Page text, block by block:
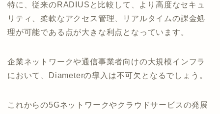
特に、従来のRADIUSと比較して、より高度なセキュ
リティ、柔軟なアクセス管理、リアルタイムの課金処
理が可能である点が大きな利点となっています。
企業ネットワークや通信事業者向けの大規模インフラ
において、Diameterの導入は不可欠となるでしょう。
これからの5Gネットワークやクラウドサービスの発展